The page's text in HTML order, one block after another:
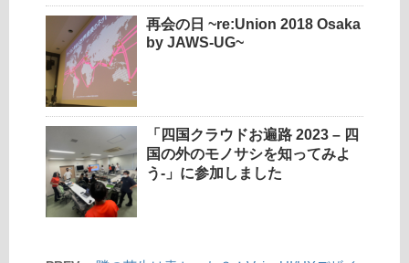
再会の日 ~re:Union 2018 Osaka
by JAWS-UG~
「四国クラウドお遍路 2023 – 四
国の外のモノサシを知ってみよ
う-」に参加しました